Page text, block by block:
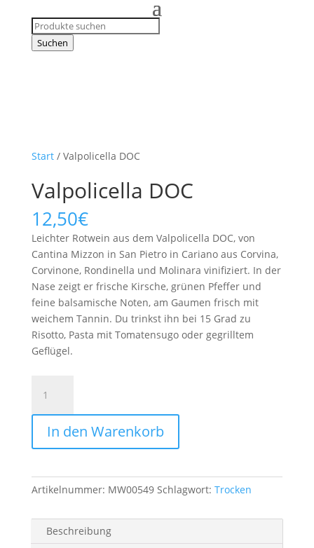
Products
search
Suchen
Start/ Valpolicella DOC
Valpolicella DOC
12,50€
Leichter Rotwein aus dem Valpolicella DOC, von
Cantina Mizzon in San Pietro in Cariano aus Corvina,
Corvinone, Rondinella und Molinara vinifiziert. In der
Nase zeigt er frische Kirsche, grünen Pfeffer und
feine balsamische Noten, am Gaumen frisch mit
weichem Tannin. Du trinkst ihn bei 15 Grad zu
Risotto, Pasta mit Tomatensugo oder gegrilltem
Geflügel.
DOC
Menge
In den Warenkorb
Artikelnummer: MW00549 Schlagwort: Trocken
Beschreibung